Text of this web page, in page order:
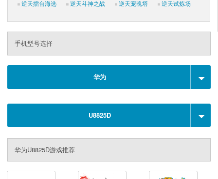
逆天擂台海选
逆天斗神之战 逆天宠魂塔 逆天试炼场
手机型号选择
华为
U8825D
华为U8825D游戏推荐